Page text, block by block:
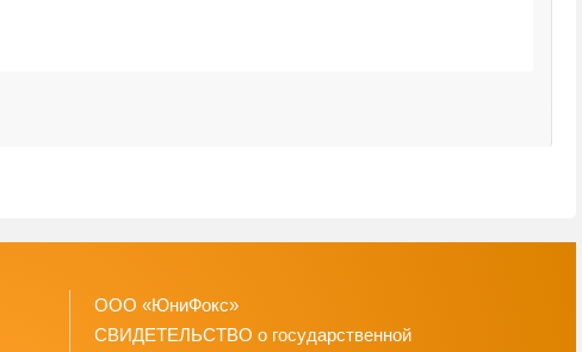
ООО «ЮниФокс»
СВИДЕТЕЛЬСТВО о государственной